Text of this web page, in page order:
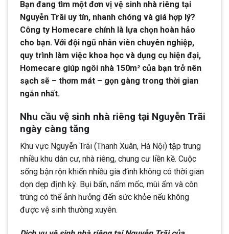
Bạn đang tìm một đơn vị vệ sinh nhà riêng tại
Nguyễn Trãi uy tín, nhanh chóng và giá hợp lý?
Công ty Homecare chính là lựa chọn hoàn hảo
cho bạn. Với đội ngũ nhân viên chuyên nghiệp,
quy trình làm việc khoa học và dụng cụ hiện đại,
Homecare giúp ngôi nhà 150m² của bạn trở nên
sạch sẽ – thơm mát – gọn gàng trong thời gian
ngắn nhất.
Nhu cầu vệ sinh nhà riêng tại Nguyễn Trãi
ngày càng tăng
Khu vực Nguyễn Trãi (Thanh Xuân, Hà Nội) tập trung
nhiều khu dân cư, nhà riêng, chung cư liền kề. Cuộc
sống bận rộn khiến nhiều gia đình không có thời gian
dọn dẹp định kỳ. Bụi bẩn, nấm mốc, mùi ẩm và côn
trùng có thể ảnh hưởng đến sức khỏe nếu không
được vệ sinh thường xuyên.